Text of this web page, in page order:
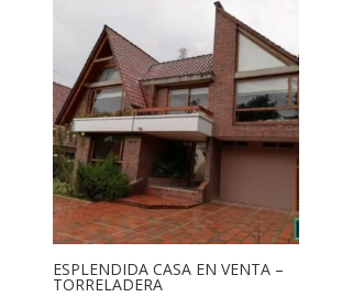
ESPLENDIDA CASA EN VENTA –
TORRELADERA